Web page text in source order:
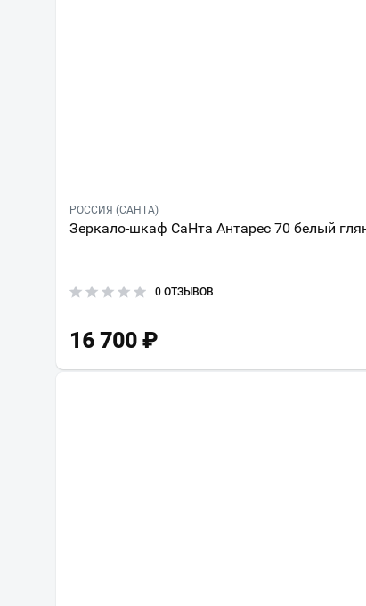
РОССИЯ (САНТА)
Зеркало-шкаф СаНта Антарес 70 белый
0 ОТЗЫВОВ
16 700 ₽